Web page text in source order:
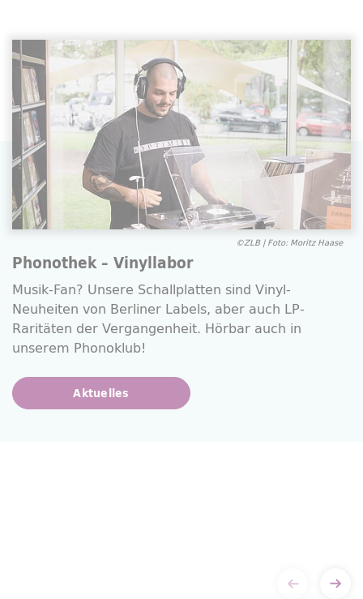
©ZLB | Foto: Moritz Haase
Phonothek – Vinyllabor
Musik-Fan? Unsere Schallplatten sind Vinyl-
Neuheiten von Berliner Labels, aber auch LP-
Raritäten der Vergangenheit. Hörbar auch in
unserem Phonoklub!
Aktuelles